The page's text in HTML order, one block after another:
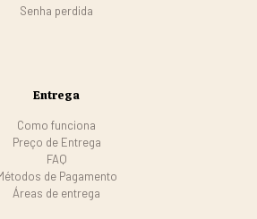
Senha perdida
Entrega
Como funciona
Preço de Entrega
FAQ
de Pagamento
Áreas de entrega